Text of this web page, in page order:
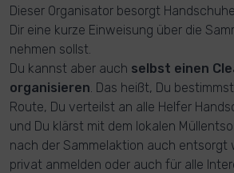
Dieser Organisator besorgt
Dir eine kurze Einweisung über die
nehmen sollst.
Du kannst aber auch selbst einen
organisieren. Das heißt, Du
Route, Du verteilst an alle Helfer
und Du klärst mit dem lokalen
nach der Sammelaktion auch entsorgt
privat anmelden oder auch für alle